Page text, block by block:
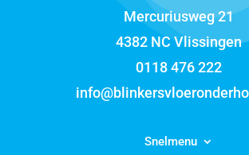
Mercuriusweg 21
4382 NC Vlissingen
0118 476 222
Snelmenu